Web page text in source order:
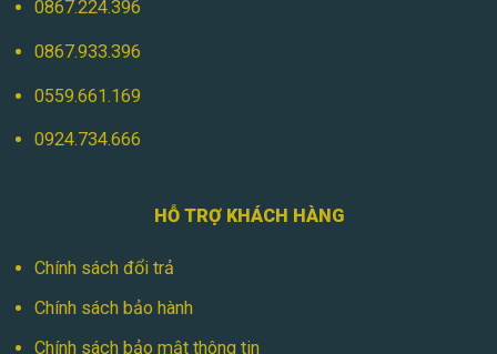
0867.224.396
0867.933.396
0559.661.169
0924.734.666
HỖ TRỢ KHÁCH HÀNG
Chính sách đổi trả
Chính sách bảo hành
Chính sách bảo mật thông tin